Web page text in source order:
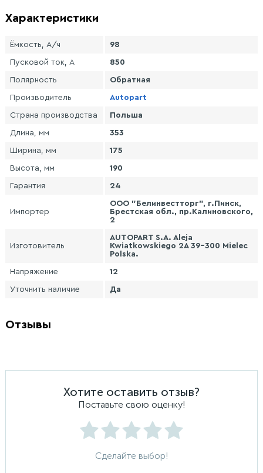
Характеристики
Ёмкость, А/ч 98
Пусковой ток, А 850
Полярность Обратная
Производитель Autopart
Страна производства Польша
Длина, мм 353
Ширина, мм 175
Высота, мм 190
Гарантия 24
Импортер
ООО "Белинвестторг", г.Пинск,
Брестская обл., пр.Калиновского,
2
Изготовитель
AUTOPART S.A. Aleja
Kwiatkowskiego 2A 39-300 Mielec
Polska.
Напряжение 12
Уточнить наличие Да
Отзывы
Хотите оставить отзыв?
Поставьте свою оценку!
Сделайте выбор!